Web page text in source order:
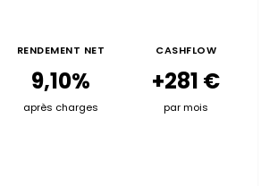
RENDEMENT NET
9,10%
après charges
CASHFLOW
+281 €
par mois